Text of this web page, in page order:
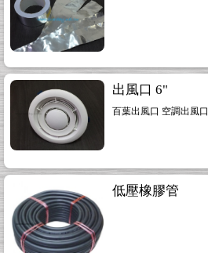
出風口 6"
百葉出風口 空調出風口
低壓橡膠管